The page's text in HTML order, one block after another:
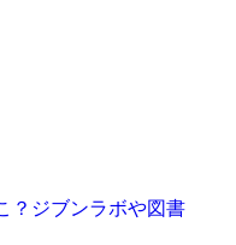
？ジブンラボや図書